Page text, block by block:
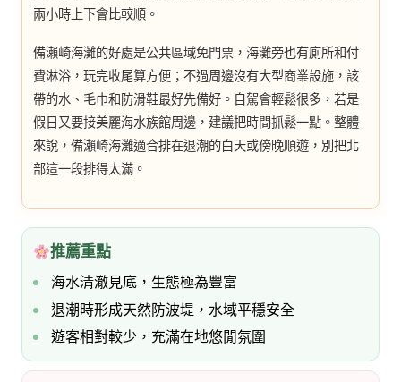
兩小時上下會比較順。
備瀨崎海灘的好處是公共區域免門票，海灘旁也有廁所和付
費淋浴，玩完收尾算方便；不過周邊沒有大型商業設施，該
帶的水、毛巾和防滑鞋最好先備好。自駕會輕鬆很多，若是
假日又要接美麗海水族館周邊，建議把時間抓鬆一點。整體
來說，備瀨崎海灘適合排在退潮的白天或傍晚順遊，別把北
部這一段排得太滿。
推薦重點
海水清澈見底，生態極為豐富
退潮時形成天然防波堤，水域平穩安全
遊客相對較少，充滿在地悠閒氛圍